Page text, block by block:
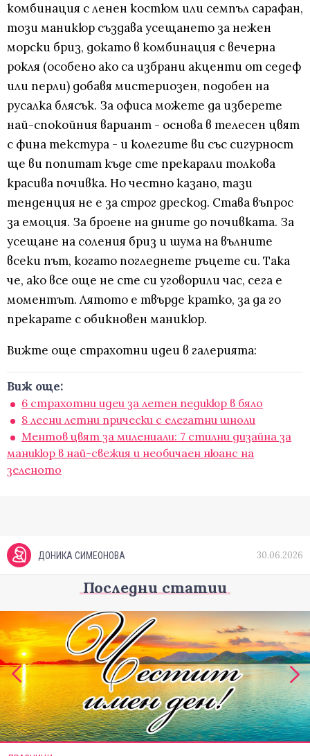
комбинация с ленен костюм или семпъл сарафан,
този маникюр създава усещането за нежен
морски бриз, докато в комбинация с вечерна
рокля (особено ако са избрани акценти от седеф
или перли) добавя мистериозен, подобен на
русалка блясък. За офиса можете да изберете
най-спокойния вариант - основа в телесен цвят
с фина текстура - и колегите ви със сигурност
ще ви попитат къде сте прекарали толкова
красива почивка. Но честно казано, тази
тенденция не е за строг дрескод. Става въпрос
за емоция. За броене на дните до почивката. За
усещане на соления бриз и шума на вълните
всеки път, когато погледнете ръцете си. Така
че, ако все още не сте си уговорили час, сега е
моментът. Лятото е твърде кратко, за да го
прекарате с обикновен маникюр.
Вижте още страхотни идеи в галерията:
Виж още:
6 страхотни идеи за летен педикюр в бяло
8 лесни летни прически с елегатни шноли
Ментов цвят за милениали: 7 стилни дизайна за
маникюр в най-свежия и необичаен нюанс на
зеленото
ДОНИКА СИМЕОНОВА 30.06.2026
Последни статии